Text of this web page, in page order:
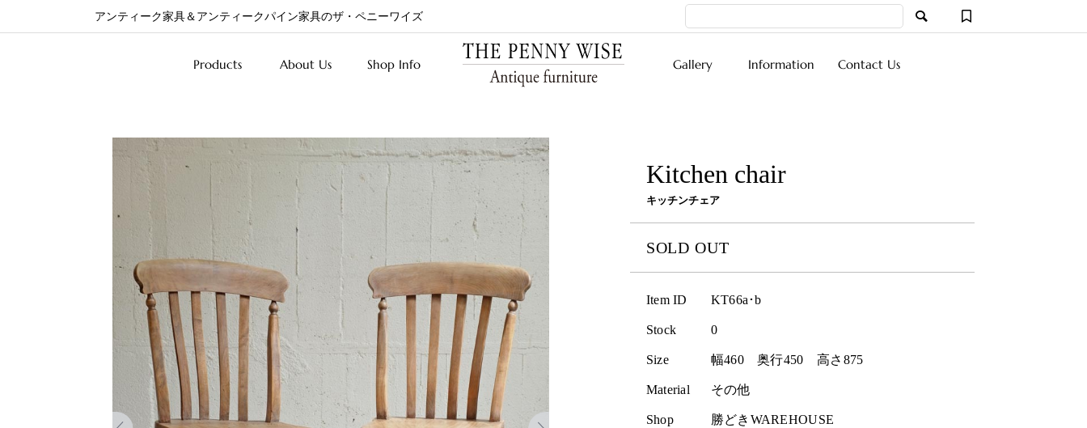
アンティーク家具＆アンティークパイン家具のザ・ペニーワイズ
Products About Us Shop Info Gallery Information Contact Us
Kitchen chair
キッチンチェア
SOLD OUT
Item ID KT66a･b
Stock 0
Size 幅460奥行450 高さ 875
Material その他
Shop 勝どきWAREHOUSE